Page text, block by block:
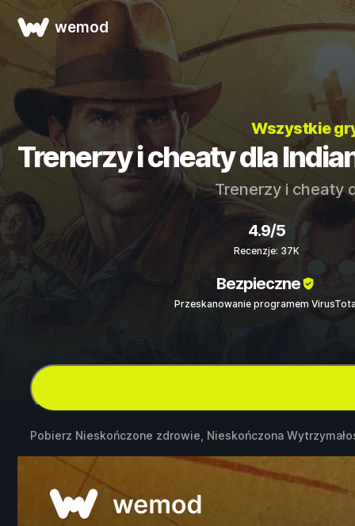
wemod
Wszystkie
Trenerzy i cheaty dla
Trenerzy i cheaty
4.9/5
Recenzje: 37K
Bezpieczne
Przeskanowanie programem
Pobierz Nieskończone zdrowie, Nieskończona